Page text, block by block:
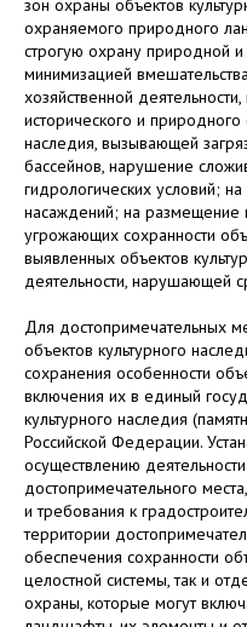
охраняемого природного
строгую охрану природной и
минимизацией
хозяйственной
исторического и
наследия, вызывающей
бассейнов, нарушение
гидрологических условий;
насаждений; на размещение
угрожающих сохранности
выявленных объектов
деятельности, нарушающей
Для достопримечательных
объектов культурного
сохранения особенности
включения их в единый
культурного наследия
Российской Федерации.
осуществлению
достопримечательного
и требования к
территории
обеспечения сохранности
целостной системы, так и
охраны, которые могут